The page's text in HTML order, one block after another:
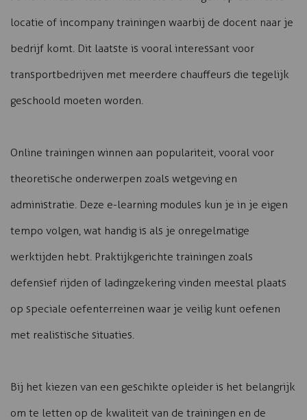
locatie of incompany trainingen waarbij de docent naar je
bedrijf komt. Dit laatste is vooral interessant voor
transportbedrijven met meerdere chauffeurs die tegelijk
geschoold moeten worden.
Online trainingen winnen aan populariteit, vooral voor
theoretische onderwerpen zoals wetgeving en
administratie. Deze e-learning modules kun je in je eigen
tempo volgen, wat handig is als je onregelmatige
werktijden hebt. Praktijkgerichte trainingen zoals
defensief rijden of ladingzekering vinden meestal plaats
op speciale oefenterreinen waar je veilig kunt oefenen
met realistische situaties.
Bij het kiezen van een geschikte opleider is het belangrijk
om te letten op de kwaliteit van de trainingen en de